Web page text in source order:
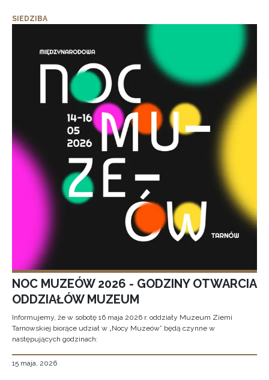
SIEDZIBA
NOC MUZEÓW 2026 - GODZINY OTWARCIA
ODDZIAŁÓW MUZEUM
Informujemy, że w sobotę 16 maja 2026 r. oddziały Muzeum Ziemi
Tarnowskiej biorące udział w „Nocy Muzeów” będą czynne w
następujących godzinach:
15 maja, 2026